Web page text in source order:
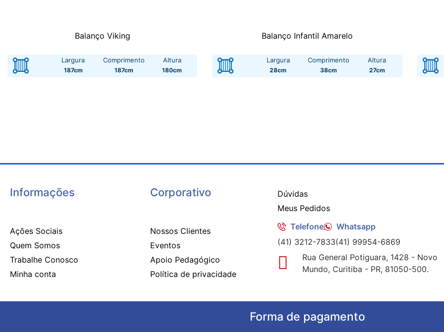
Balanço Viking
Largura
187cm
Comprimento
187cm
Altura
180cm
Balanço Infantil Amarelo
Largura
28cm
Comprimento
38cm
Altura
27cm
Informações
Ações Sociais
Quem Somos
Trabalhe Conosco
Minha conta
Corporativo
Nossos Clientes
Eventos
Apoio Pedagógico
Política de privacidade
Dúvidas
Meus Pedidos
Telefone
Whatsapp
(41) 3212-7833(41) 99954-6869
Rua General Potiguara, 1428 - Novo
Mundo, Curitiba - PR, 81050-500.
Forma de pagamento